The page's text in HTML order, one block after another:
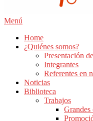
Menú
Home
¿Quiénes somos?
Presentación
Integrantes
Referentes en
Noticias
Biblioteca
Trabajos
Grandes